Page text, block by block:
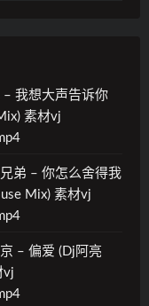
– 我想大声告诉你
素材vj
弟 – 你怎么舍得我
Mix) 素材vj
– 偏爱 (Dj阿亮
vj